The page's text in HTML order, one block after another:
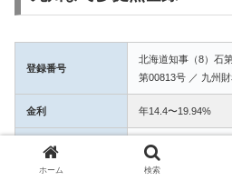
登録番号
北海道知事（8）石
第00813号 ／ 九州
金利 年14.4〜19.94%
融資額 1万〜50万円
ホーム 検索